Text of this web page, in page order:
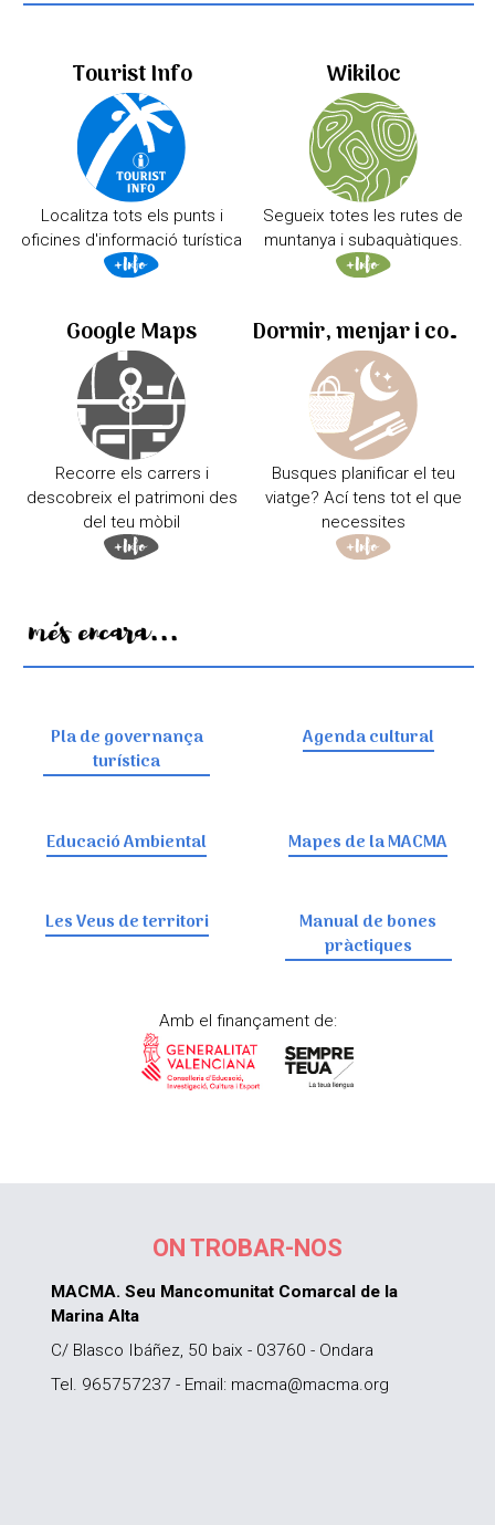
Tourist Info
Localitza tots els punts i
oficines d'informació turística
Wikiloc
Segueix totes les rutes de
muntanya i subaquàtiques.
Google Maps
Recorre els carrers i
descobreix el patrimoni des
del teu mòbil
Dormir, menjar i comprar
Busques planificar el teu
viatge? Ací tens tot el que
necessites
I més encara...
Pla de governança
turística
Agenda cultural
Educació Ambiental Mapes de la MACMA
Les Veus de territori
Manual de bones
pràctiques
Amb el finançament de:
ON TROBAR-NOS
MACMA. Seu Mancomunitat Comarcal de la
Marina Alta
C/ Blasco Ibáñez, 50 baix - 03760 - Ondara
Tel. 965757237 - Email: macma@macma.org